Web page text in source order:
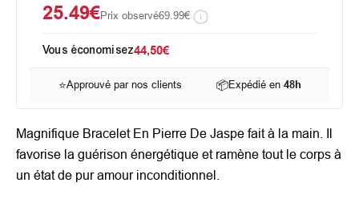
25.49€Prix observé69.99€
Vous économisez44,50€
⭐Approuvé par nos clients 📦Expédié en 48h
Magnifique Bracelet En Pierre De Jaspe fait à la main. Il
favorise la guérison énergétique et ramène tout le corps à
un état de pur amour inconditionnel.